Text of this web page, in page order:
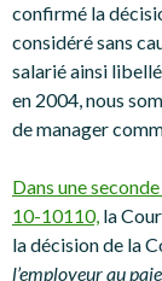
confirmé la
considéré sans
salarié ainsi
en 2004, nous
de manager
Dans une
10-10110, la
la décision de la
l’employeur au